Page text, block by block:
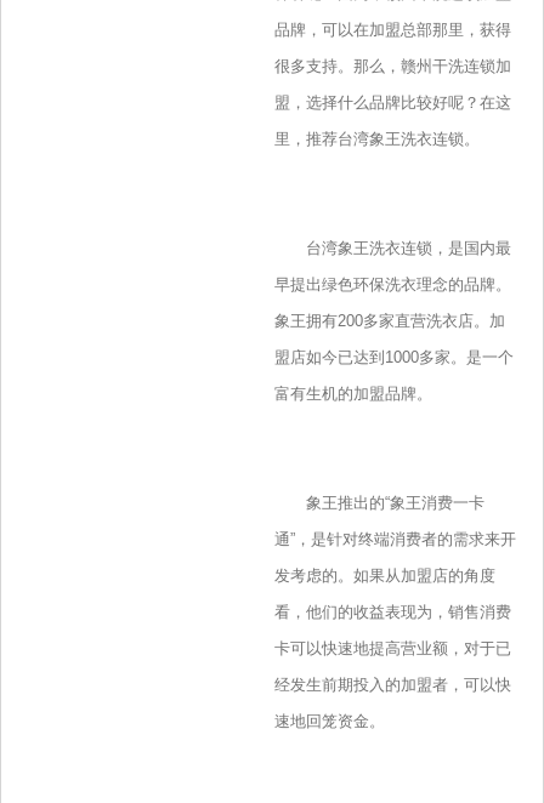
品牌，可以在加盟总部那里，获得
很多支持。那么，赣州干洗连锁加
盟，选择什么品牌比较好呢？在这
里，推荐台湾象王洗衣连锁。
台湾象王洗衣连锁，是国内最
早提出绿色环保洗衣理念的品牌。
象王拥有200多家直营洗衣店。加
盟店如今已达到1000多家。是一个
富有生机的加盟品牌。
象王推出的“象王消费一卡
通”，是针对终端消费者的需求来开
发考虑的。如果从加盟店的角度
看，他们的收益表现为，销售消费
卡可以快速地提高营业额，对于已
经发生前期投入的加盟者，可以快
速地回笼资金。